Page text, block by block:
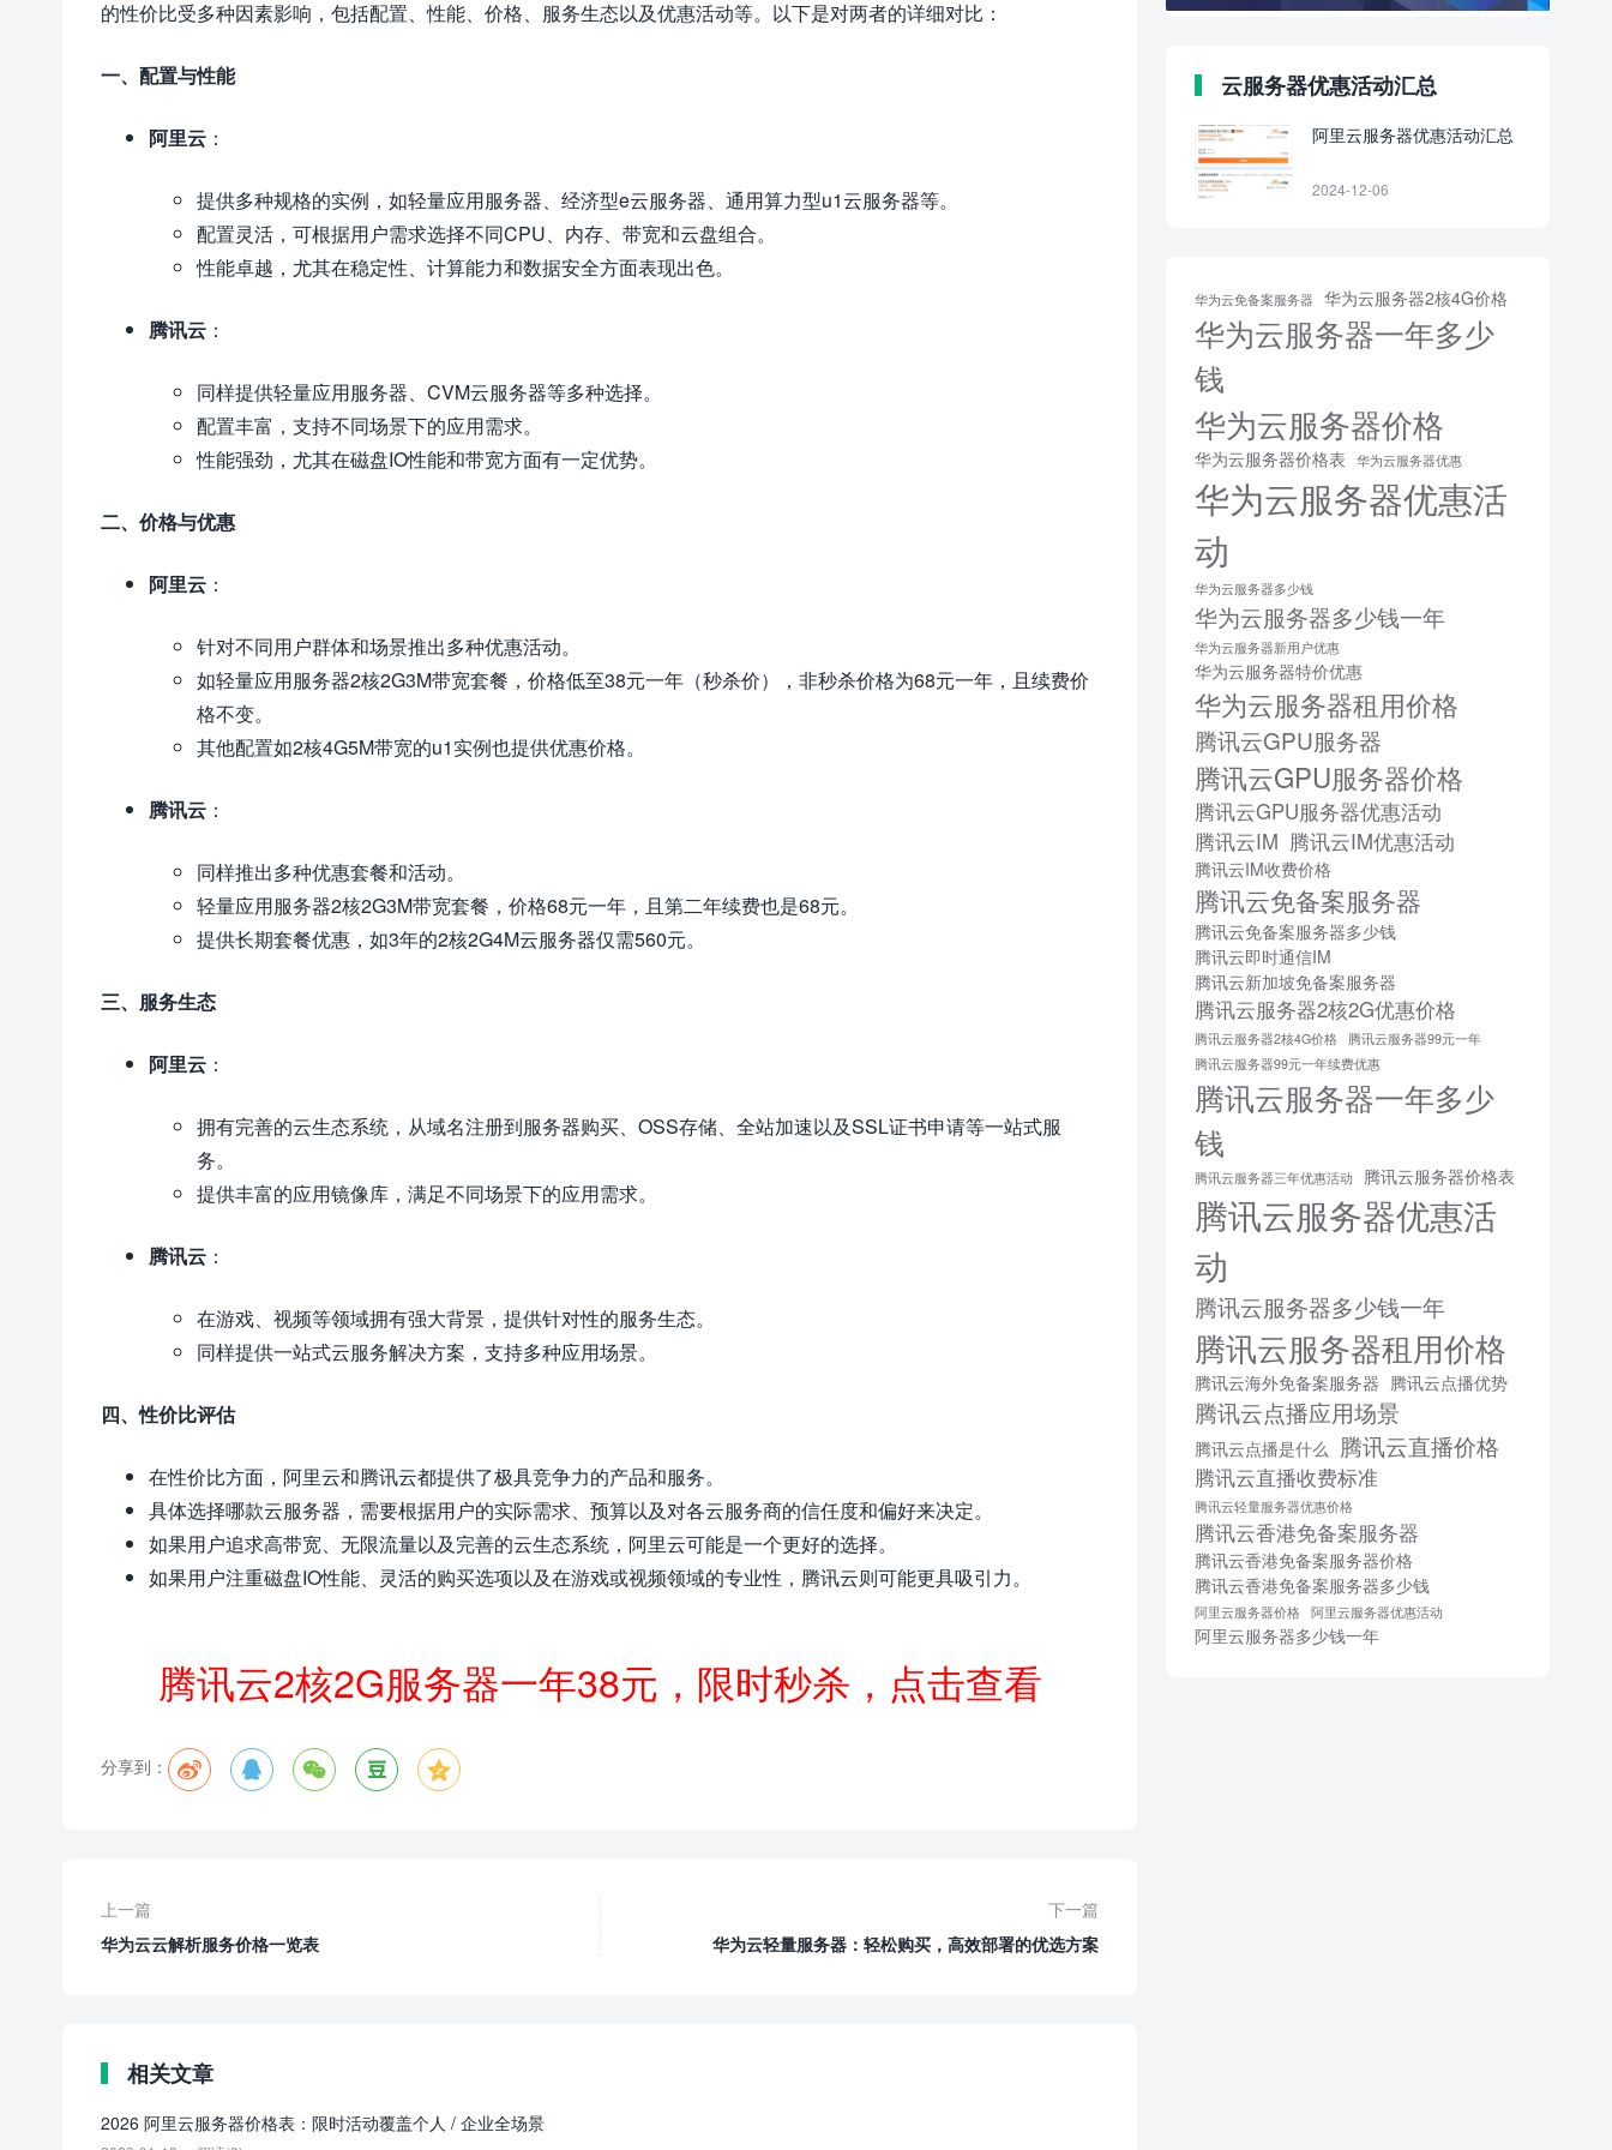
的性价比受多种因素影响，包括配置、性能、价格、服务生态以及优惠活动等。以下是对两者的详细对比：
一、配置与性能
阿里云 ：
提供多种规格的实例，如轻量应用服务器、经济型e云服务器、通用算力型u1云服务器等。
配置灵活，可根据用户需求选择不同CPU、内存、带宽和云盘组合。
性能卓越，尤其在稳定性、计算能力和数据安全方面表现出色。
腾讯云 ：
同样提供轻量应用服务器、CVM云服务器等多种选择。
配置丰富，支持不同场景下的应用需求。
性能强劲，尤其在磁盘IO性能和带宽方面有一定优势。
二、价格与优惠
阿里云 ：
针对不同用户群体和场景推出多种优惠活动。
如轻量应用服务器2核2G3M带宽套餐，价格低至38元一年（秒杀价），非秒杀价格为68元一年，且续费价
格不变。
其他配置如2核4G5M带宽的u1实例也提供优惠价格。
腾讯云 ：
同样推出多种优惠套餐和活动。
轻量应用服务器2核2G3M带宽套餐，价格68元一年，且第二年续费也是68元。
提供长期套餐优惠，如3年的2核2G4M云服务器仅需560元。
三、服务生态
阿里云 ：
拥有完善的云生态系统，从域名注册到服务器购买、OSS存储、全站加速以及SSL证书申请等一站式服
务。
提供丰富的应用镜像库，满足不同场景下的应用需求。
腾讯云 ：
在游戏、视频等领域拥有强大背景，提供针对性的服务生态。
同样提供一站式云服务解决方案，支持多种应用场景。
四、性价比评估
在性价比方面，阿里云和腾讯云都提供了极具竞争力的产品和服务。
具体选择哪款云服务器，需要根据用户的实际需求、预算以及对各云服务商的信任度和偏好来决定。
如果用户追求高带宽、无限流量以及完善的云生态系统，阿里云可能是一个更好的选择。
如果用户注重磁盘IO性能、灵活的购买选项以及在游戏或视频领域的专业性，腾讯云则可能更具吸引力。
腾讯云2核2G服务器一年38元，限时秒杀，点击查看
分享到：     
上一篇
华为云云解析服务价格一览表
下一篇
华为云轻量服务器：轻松购买，高效部署的优选方案
相关文章
2026 阿里云服务器价格表：限时活动覆盖个人 / 企业全场景
云服务器优惠活动汇总
阿里云服务器优惠活动汇总
2024-12-06
华为云免备案服务器 华为云服务器2核4G价格
华为云服务器一年多少
钱
华为云服务器价格
华为云服务器价格表 华为云服务器优惠
华为云服务器优惠活
动
华为云服务器多少钱
华为云服务器多少钱一年
华为云服务器新用户优惠
华为云服务器特价优惠
华为云服务器租用价格
腾讯云GPU服务器
腾讯云GPU服务器价格
腾讯云GPU服务器优惠活动
腾讯云IM 腾讯云IM优惠活动
腾讯云IM收费价格
腾讯云免备案服务器
腾讯云免备案服务器多少钱
腾讯云即时通信IM
腾讯云新加坡免备案服务器
腾讯云服务器2核2G优惠价格
腾讯云服务器2核4G价格
腾讯云服务器99元一年
腾讯云服务器99元一年续费优惠
腾讯云服务器一年多少
钱
腾讯云服务器三年优惠活动 腾讯云服务器价格表
腾讯云服务器优惠活
动
腾讯云服务器多少钱一年
腾讯云服务器租用价格
腾讯云海外免备案服务器 腾讯云点播优势
腾讯云点播应用场景
腾讯云点播是什么 腾讯云直播价格
腾讯云直播收费标准
腾讯云轻量服务器优惠价格
腾讯云香港免备案服务器
腾讯云香港免备案服务器价格
腾讯云香港免备案服务器多少钱
阿里云服务器价格 阿里云服务器优惠活动
阿里云服务器多少钱一年